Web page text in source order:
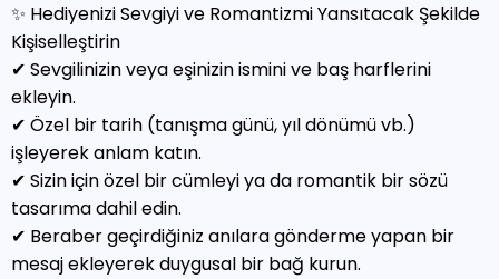
✨ Hediyenizi Sevgiyi ve Romantizmi Yansıtacak Şekilde
Kişiselleştirin
✔ Sevgilinizin veya eşinizin ismini ve baş harflerini
ekleyin.
✔ Özel bir tarih (tanışma günü, yıl dönümü vb.)
işleyerek anlam katın.
✔ Sizin için özel bir cümleyi ya da romantik bir sözü
tasarıma dahil edin.
✔ Beraber geçirdiğiniz anılara gönderme yapan bir
mesaj ekleyerek duygusal bir bağ kurun.